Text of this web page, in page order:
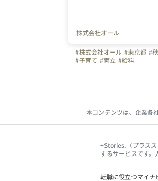
株式会社オール
#株式会社オール #東京都 #
#子育て #両立 #給料
本コンテンツは、企業各
+Stories.（プラス
するサービスです。
転職に役立つマイナ